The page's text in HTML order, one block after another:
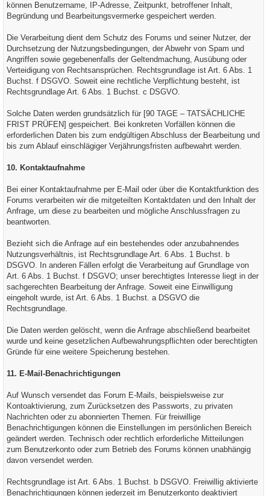
können Benutzername, IP-Adresse, Zeitpunkt, betroffener Inhalt,
Begründung und Bearbeitungsvermerke gespeichert werden.
Die Verarbeitung dient dem Schutz des Forums und seiner Nutzer, der
Durchsetzung der Nutzungsbedingungen, der Abwehr von Spam und
Angriffen sowie gegebenenfalls der Geltendmachung, Ausübung oder
Verteidigung von Rechtsansprüchen. Rechtsgrundlage ist Art. 6 Abs. 1
Buchst. f DSGVO. Soweit eine rechtliche Verpflichtung besteht, ist
Rechtsgrundlage Art. 6 Abs. 1 Buchst. c DSGVO.
Solche Daten werden grundsätzlich für [90 TAGE – TATSÄCHLICHE
FRIST PRÜFEN] gespeichert. Bei konkreten Vorfällen können die
erforderlichen Daten bis zum endgültigen Abschluss der Bearbeitung und
bis zum Ablauf einschlägiger Verjährungsfristen aufbewahrt werden.
10. Kontaktaufnahme
Bei einer Kontaktaufnahme per E-Mail oder über die Kontaktfunktion des
Forums verarbeiten wir die mitgeteilten Kontaktdaten und den Inhalt der
Anfrage, um diese zu bearbeiten und mögliche Anschlussfragen zu
beantworten.
Bezieht sich die Anfrage auf ein bestehendes oder anzubahnendes
Nutzungsverhältnis, ist Rechtsgrundlage Art. 6 Abs. 1 Buchst. b
DSGVO. In anderen Fällen erfolgt die Verarbeitung auf Grundlage von
Art. 6 Abs. 1 Buchst. f DSGVO; unser berechtigtes Interesse liegt in der
sachgerechten Bearbeitung der Anfrage. Soweit eine Einwilligung
eingeholt wurde, ist Art. 6 Abs. 1 Buchst. a DSGVO die
Rechtsgrundlage.
Die Daten werden gelöscht, wenn die Anfrage abschließend bearbeitet
wurde und keine gesetzlichen Aufbewahrungspflichten oder berechtigten
Gründe für eine weitere Speicherung bestehen.
11. E-Mail-Benachrichtigungen
Auf Wunsch versendet das Forum E-Mails, beispielsweise zur
Kontoaktivierung, zum Zurücksetzen des Passworts, zu privaten
Nachrichten oder zu abonnierten Themen. Für freiwillige
Benachrichtigungen können die Einstellungen im persönlichen Bereich
geändert werden. Technisch oder rechtlich erforderliche Mitteilungen
zum Benutzerkonto oder zum Betrieb des Forums können unabhängig
davon versendet werden.
Rechtsgrundlage ist Art. 6 Abs. 1 Buchst. b DSGVO. Freiwillig aktivierte
Benachrichtigungen können jederzeit im Benutzerkonto deaktiviert